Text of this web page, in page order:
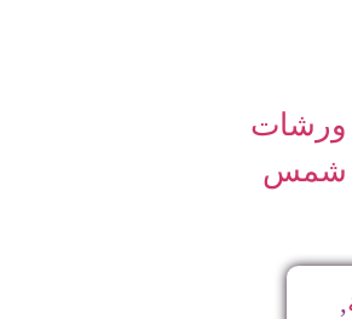
ورشات
شمس
,